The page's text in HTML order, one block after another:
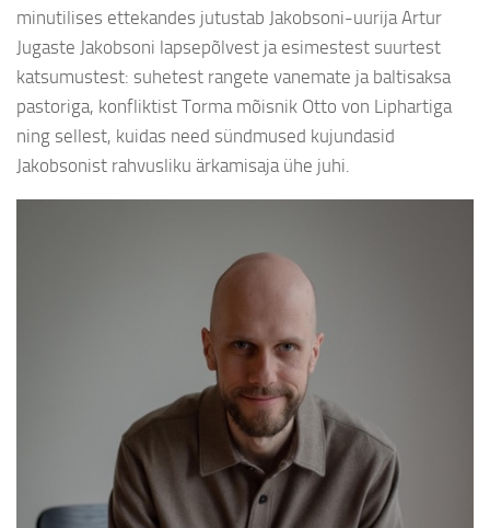
minutilises ettekandes jutustab Jakobsoni-uurija Artur
Jugaste Jakobsoni lapsepõlvest ja esimestest suurtest
katsumustest: suhetest rangete vanemate ja baltisaksa
pastoriga, konfliktist Torma mõisnik Otto von Liphartiga
ning sellest, kuidas need sündmused kujundasid
Jakobsonist rahvusliku ärkamisaja ühe juhi.